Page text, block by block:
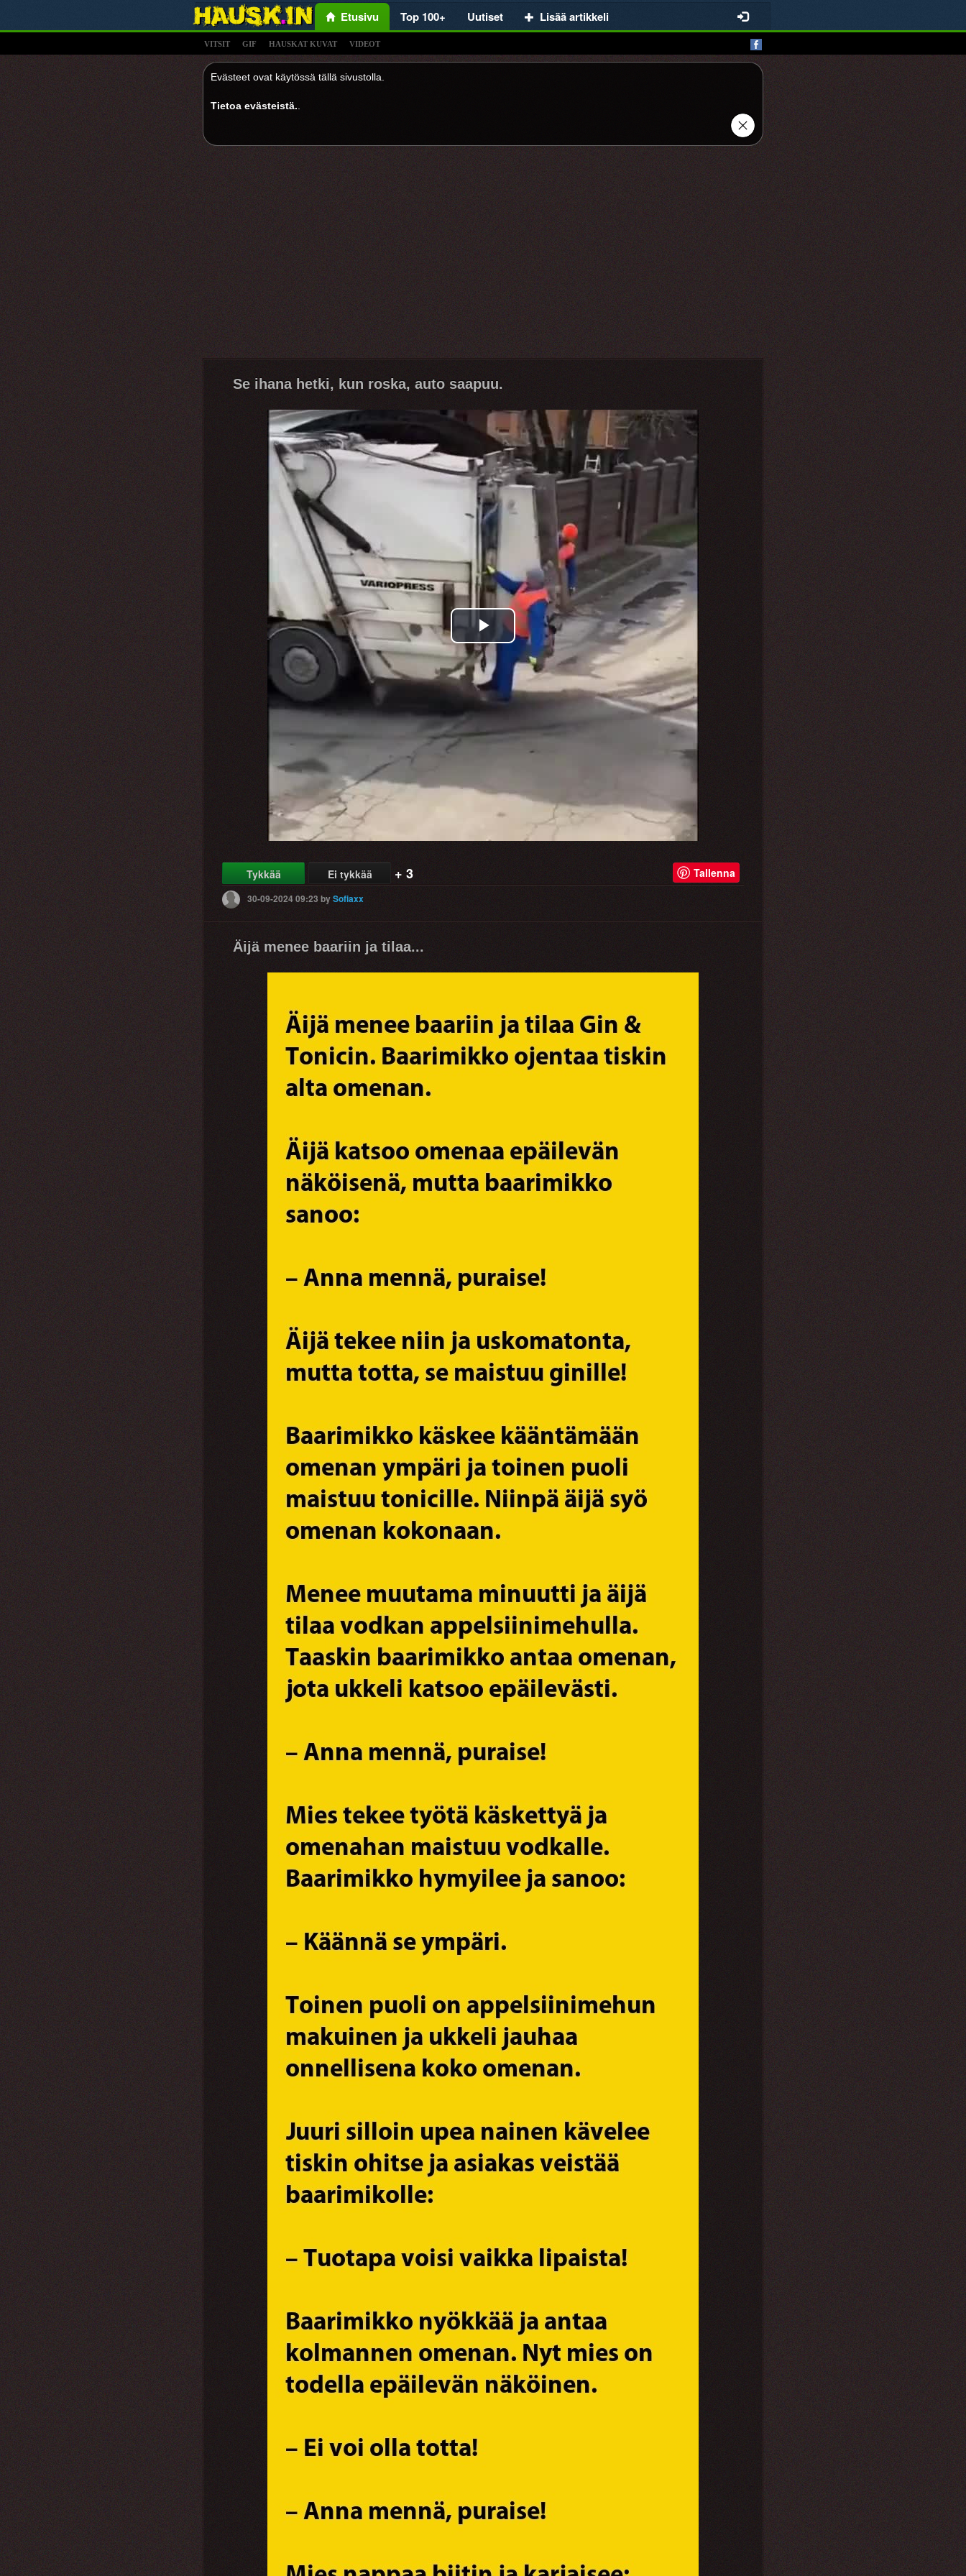
Etusivu Top 100+ Uutiset Lisää artikkeli
VITSIT GIF HAUSKAT KUVAT VIDEOT
Evästeet ovat käytössä tällä sivustolla.
Tietoa evästeistä.
Se ihana hetki, kun roska, auto saapuu.
Play
Video
Tykkää Ei tykkää + 3 Tallenna
30-09-2024 09:23 bySofiaxx
Äijä menee baariin ja tilaa...